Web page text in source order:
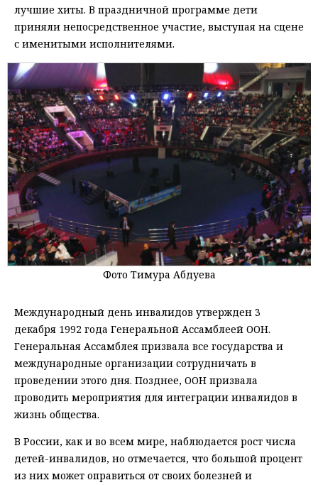
лучшие хиты. В праздничной программе дети
приняли непосредственное участие, выступая на сцене
с именитыми исполнителями.
Фото Тимура Абдуева
Международный день инвалидов утвержден 3
декабря 1992 года Генеральной Ассамблеей ООН.
Генеральная Ассамблея призвала все государства и
международные организации сотрудничать в
проведении этого дня. Позднее, ООН призвала
проводить мероприятия для интеграции инвалидов в
жизнь общества.
В России, как и во всем мире, наблюдается рост числа
детей-инвалидов, но отмечается, что большой процент
из них может оправиться от своих болезней и